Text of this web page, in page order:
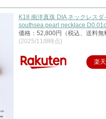
K18 南洋真珠 DIA ネックレスダ
southsea pearl necklace
価格：52,800円（税込、送料無
(2025/11/8時点)
楽